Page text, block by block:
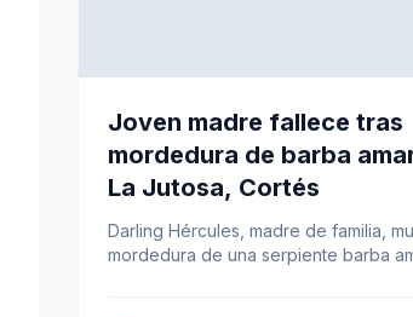
Joven madre fallece tras
mordedura de barba
La Jutosa, Cortés
Darling Hércules, madre de familia,
mordedura de una serpiente barba